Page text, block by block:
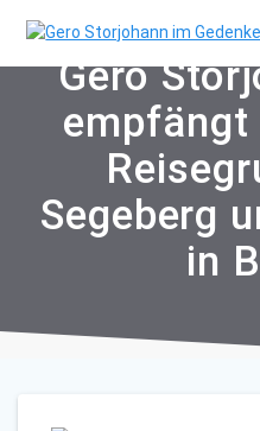
Gero
Segeberg
in